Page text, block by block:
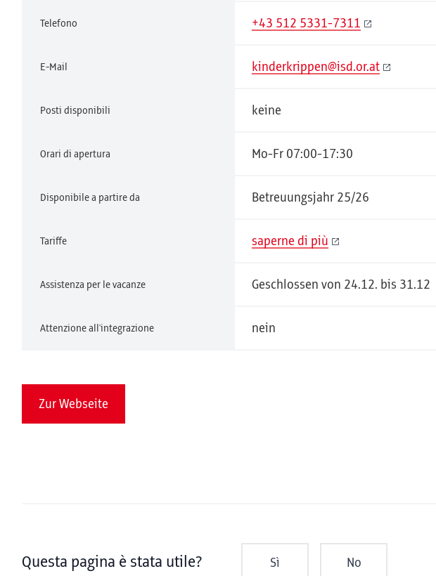
Telefono +43 512 5331-7311
E-Mail kinderkrippen@isd.or.at
Posti disponibili keine
Orari di apertura Mo-Fr 07:00-17:30
Disponibile a partire da Betreuungsjahr 25/26
Tariffe saperne di più
Assistenza per le vacanze Geschlossen von 24.12. bis 31.12
Attenzione all'integrazione nein
Zur Webseite
Questa pagina è stata utile? Sì No